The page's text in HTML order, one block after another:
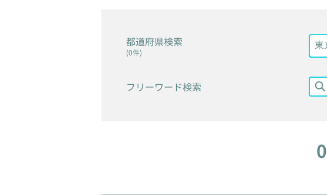
都道府県検索
(0件)
フリーワード検索
0